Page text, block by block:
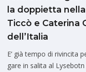
la doppietta nella
Ticcò e Caterina
dell’Italia
E’ già tempo di rivincita
gare in salita al